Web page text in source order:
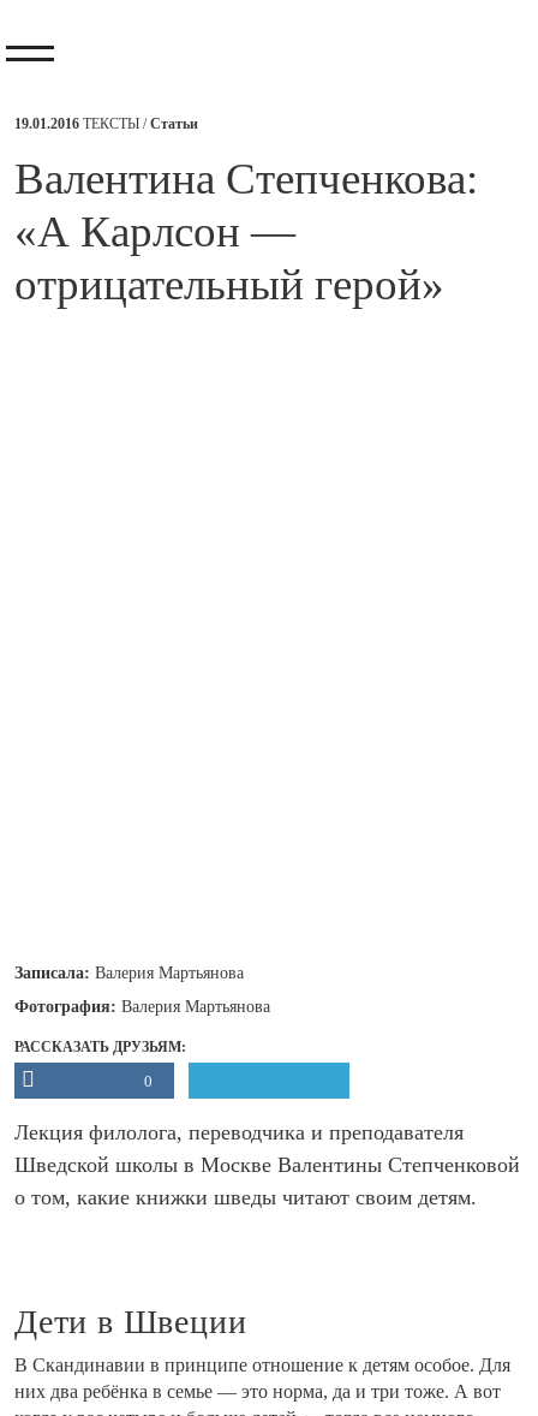
19.01.2016 ТЕКСТЫ /Статьи
​Валентина Степченкова:
«А Карлсон —
отрицательный герой»
Записала: Валерия Мартьянова
Фотография: Валерия Мартьянова
РАССКАЗАТЬ ДРУЗЬЯМ:
0
Лекция филолога, переводчика и преподавателя
Шведской школы в Москве Валентины Степченковой
о том, какие книжки шведы читают своим детям.
Дети в Швеции
В Скандинавии в принципе отношение к детям особое. Для
них два ребёнка в семье — это норма, да и три тоже. А вот